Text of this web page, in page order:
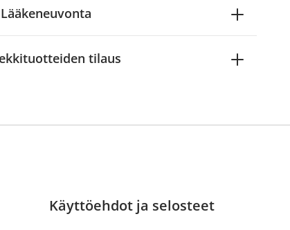
Lääkeneuvonta
tilaus
Käyttöehdot ja selosteet